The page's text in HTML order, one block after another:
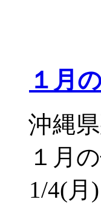
１月
沖縄
１月
1/4(